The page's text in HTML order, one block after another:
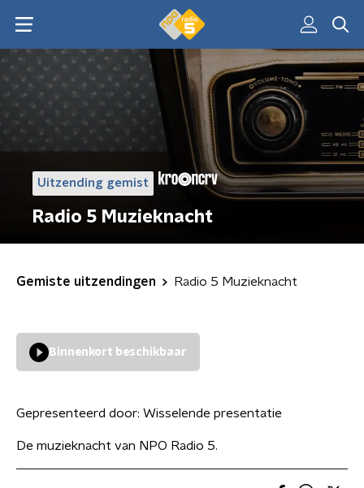
Uitzending gemist
Radio 5 Muzieknacht
Gemiste uitzendingen Radio 5 Muzieknacht
Binnenkort beschikbaar
Gepresenteerd door: Wisselende presentatie
De muzieknacht van NPO Radio 5.